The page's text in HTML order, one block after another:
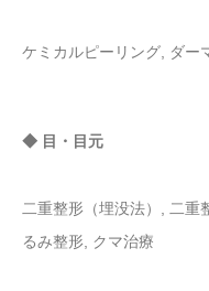
ケミカルピーリング, ダー
◆ 目・目元
二重整形（埋没法）, 二重
るみ整形, クマ治療